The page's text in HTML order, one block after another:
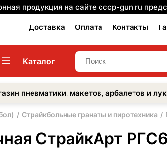
продукция на сайте cccp-gun.ru
Доставка Оплата Контакты
Каталог
пневматики, макетов, арбалетов и
Страйкбольные гранаты и пиротехника
СтрайкАрт